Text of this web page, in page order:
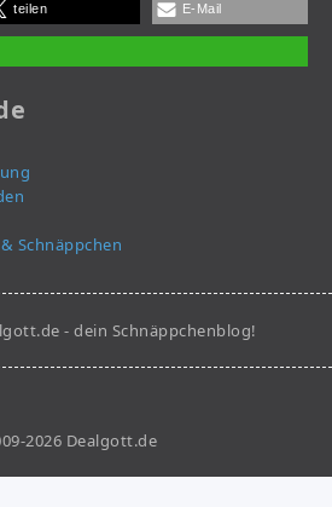
teilen E-Mail
Schnäppchen
- dein Schnäppchenblog!
2026 Dealgott.de